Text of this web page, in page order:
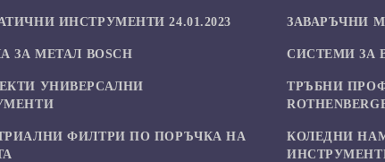
ИНСТРУМЕНТИ 24.01.2023
ЗА МЕТАЛ BOSCH
УНИВЕРСАЛНИ
ФИЛТРИ ПО ПОРЪЧКА НА
ЗАВАРЪЧНИ
СИСТЕМИ ЗА
ТРЪБНИ
КОЛЕДНИ